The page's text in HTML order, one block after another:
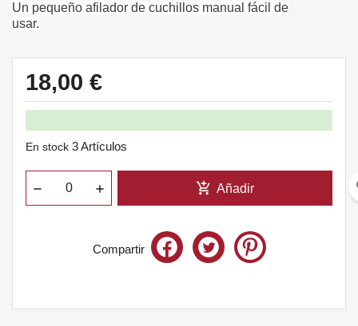
Un pequeño afilador de cuchillos manual fácil de
usar.
18,00 €
En stock 3 Artículos
add_shopping_cart Añadir
Compartir